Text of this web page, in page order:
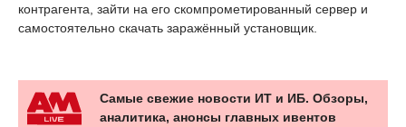
контрагента, зайти на его скомпрометированный сервер и
самостоятельно скачать заражённый установщик.
Самые свежие новости ИТ и ИБ. Обзоры,
аналитика, анонсы главных ивентов